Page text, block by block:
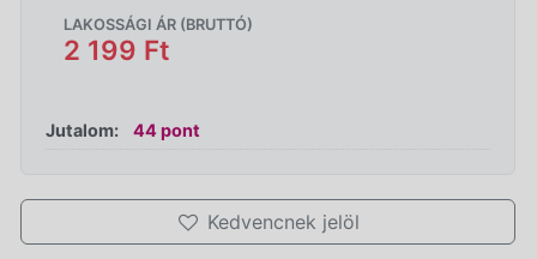
LAKOSSÁGI ÁR (BRUTTÓ)
2 199 Ft
Jutalom: 44 pont
Kedvencnek jelöl